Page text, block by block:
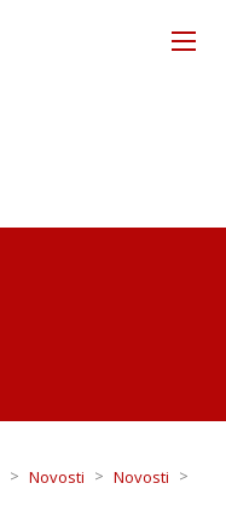
> Novosti > Novosti >